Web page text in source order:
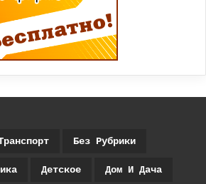
Без Рубрики
Детское Дом И Дача